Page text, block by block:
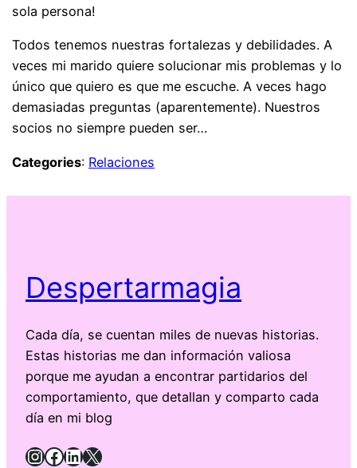
sola persona!
Todos tenemos nuestras fortalezas y debilidades. A
veces mi marido quiere solucionar mis problemas y lo
único que quiero es que me escuche. A veces hago
demasiadas preguntas (aparentemente). Nuestros
socios no siempre pueden ser…
Categories: Relaciones
Despertarmagia
Cada día, se cuentan miles de nuevas historias.
Estas historias me dan información valiosa
porque me ayudan a encontrar partidarios del
comportamiento, que detallan y comparto cada
día en mi blog
InstagramFacebook LinkedIn X